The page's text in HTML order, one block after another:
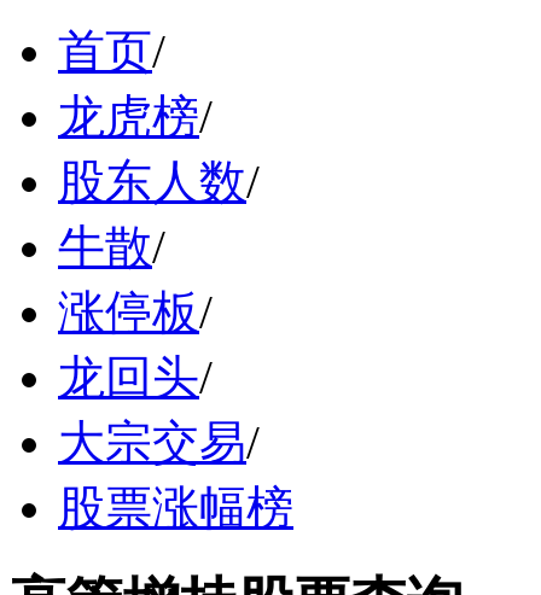
首页/
龙虎榜/
股东人数/
牛散/
涨停板/
龙回头/
大宗交易/
股票涨幅榜